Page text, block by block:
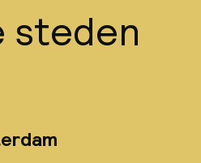
steden